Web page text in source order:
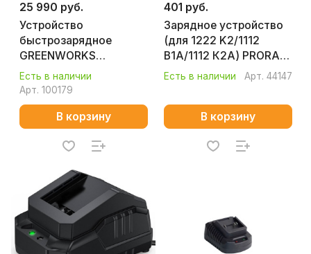
25 990 руб.
Устройство
быстрозарядное
GREENWORKS
CHD1300 для двух
аккмуляторов (82 В)
2960507
Есть в наличии
Арт. 100179
В корзину
401 руб.
Зарядное устройство
(для 1222 K2/1112
В1А/1112 К2А) PRORAB
1222012
Есть в наличии Арт. 44147
В корзину